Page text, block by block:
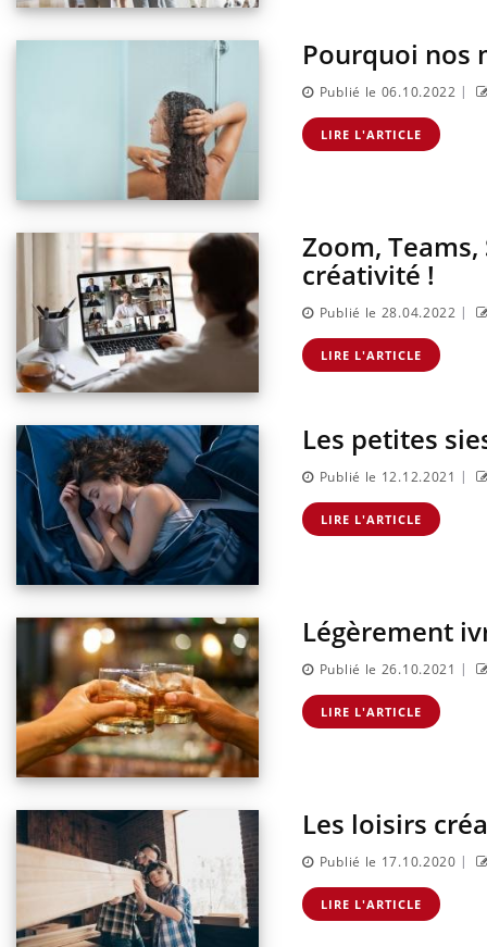
Pourquoi nos
Publié le 06.10.2022 |
LIRE L'ARTICLE
Zoom,
créativité !
Publié le 28.04.2022 |
LIRE L'ARTICLE
Les petites
Publié le 12.12.2021 |
LIRE L'ARTICLE
Légèrement
Publié le 26.10.2021 |
LIRE L'ARTICLE
Les loisirs
Publié le 17.10.2020 |
LIRE L'ARTICLE